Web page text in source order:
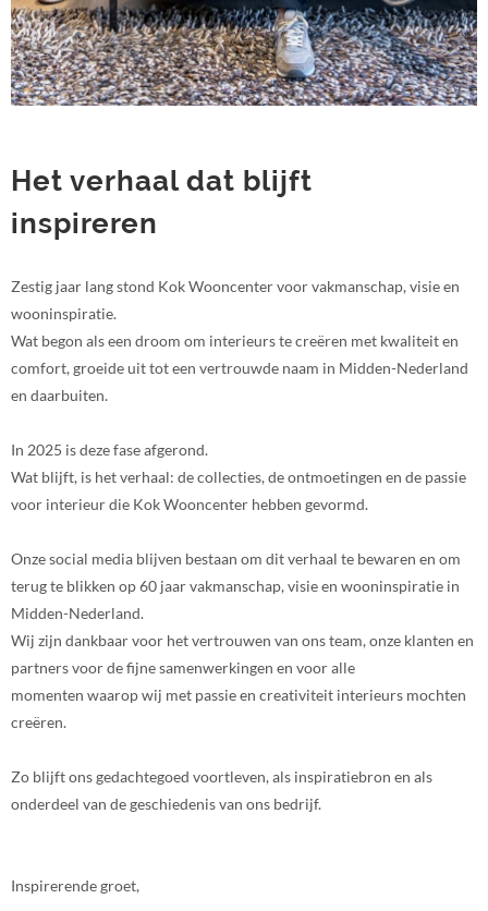
Het verhaal dat blijft
inspireren
Zestig jaar lang stond Kok Wooncenter voor vakmanschap, visie en
wooninspiratie.
Wat begon als een droom om interieurs te creëren met kwaliteit en
comfort, groeide uit tot een vertrouwde naam in Midden-Nederland
en daarbuiten.
In 2025 is deze fase afgerond.
Wat blijft, is het verhaal: de collecties, de ontmoetingen en de passie
voor interieur die Kok Wooncenter hebben gevormd.
Onze social media blijven bestaan om dit verhaal te bewaren en om
terug te blikken op 60 jaar vakmanschap, visie en wooninspiratie in
Midden-Nederland.
Wij zijn dankbaar voor het vertrouwen van ons team, onze klanten en
partners voor de fijne samenwerkingen en voor alle
momenten waarop wij met passie en creativiteit interieurs mochten
creëren.
Zo blijft ons gedachtegoed voortleven, als inspiratiebron en als
onderdeel van de geschiedenis van ons bedrijf.
Inspirerende groet,